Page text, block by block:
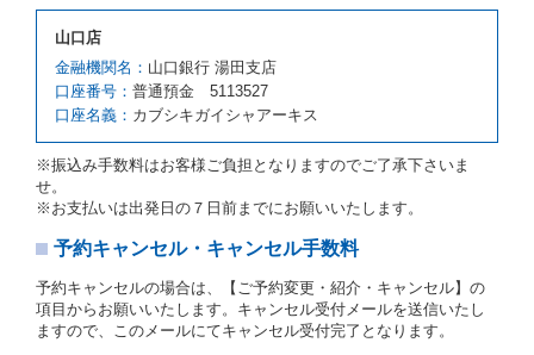
第５項の予約の取消しとして取り扱い、当社は受領済
の予約申込金を返還するものとします。
第６条（免責）
当社及び借受人は、予約が取り消され、又は貸渡契約
が締結されなかったことについて、第４条及び第５条
に定める場合を除き、相互に何らの請求をしないもの
とします。
第３章／貸 渡 し
第７条（貸渡契約の締結）
借受人は第２条第１項に定める借受条件を明示し、当
社はこの約款、料金表等により貸渡条件を明示して、
貸渡契約を締結するものとします。ただし、貸し渡す
ことができるレンタカーがない場合又は借受人若しく
山口店
金融機関名： 山口銀行 湯田支店
口座番号： 普通預金 5113527
口座名義： カブシキガイシャアーキス
※振込み手数料はお客様ご負担となりますのでご了承下さいま
せ。
※お支払いは出発日の７日前までにお願いいたします。
予約キャンセル・キャンセル手数料
予約キャンセルの場合は、【ご予約変更・紹介・キャンセル】の
項目からお願いいたします。キャンセル受付メールを送信いたし
ますので、このメールにてキャンセル受付完了となります。